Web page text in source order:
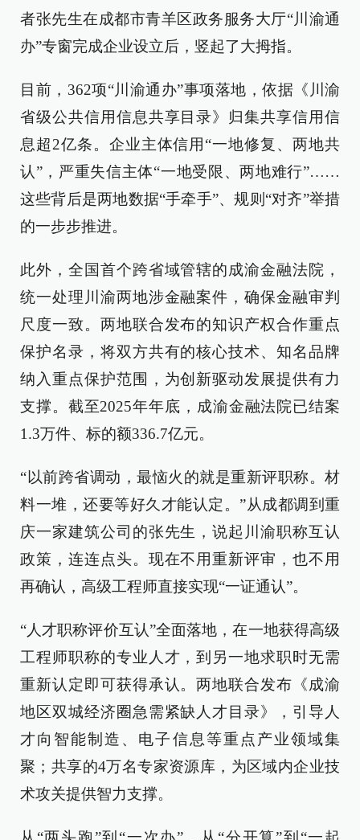
者张先生在成都市青羊区政务服务大厅“川渝通
办”专窗完成企业设立后，竖起了大拇指。
目前，362项“川渝通办”事项落地，依据《川渝
省级公共信用信息共享目录》归集共享信用信
息超2亿条。企业主体信用“一地修复、两地共
认”，严重失信主体“一地受限、两地难行”……
这些背后是两地数据“手牵手”、规则“对齐”举措
的一步步推进。
此外，全国首个跨省域管辖的成渝金融法院，
统一处理川渝两地涉金融案件，确保金融审判
尺度一致。两地联合发布的知识产权合作重点
保护名录，将双方共有的核心技术、知名品牌
纳入重点保护范围，为创新驱动发展提供有力
支撑。截至2025年年底，成渝金融法院已结案
1.3万件、标的额336.7亿元。
“以前跨省调动，最恼火的就是重新评职称。材
料一堆，还要等好久才能认定。”从成都调到重
庆一家建筑公司的张先生，说起川渝职称互认
政策，连连点头。现在不用重新评审，也不用
再确认，高级工程师直接实现“一证通认”。
“人才职称评价互认”全面落地，在一地获得高级
工程师职称的专业人才，到另一地求职时无需
重新认定即可获得承认。两地联合发布《成渝
地区双城经济圈急需紧缺人才目录》，引导人
才向智能制造、电子信息等重点产业领域集
聚；共享的4万名专家资源库，为区域内企业技
术攻关提供智力支撑。